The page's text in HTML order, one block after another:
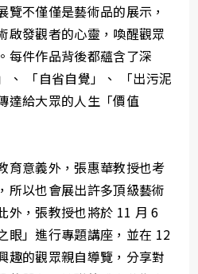
不僅僅是藝術品的展示，
啟發觀者的心靈，喚醒觀眾
每件作品背後都蘊含了深
、 「自省自覺」、 「出污泥
達給大眾的人生「價值
育意義外，張惠華教授也考
所以也會展出許多頂級藝術
外，張教授也將於 11 月 6
眼」進行專題講座，並在 12
趣的觀眾親自導覽，分享對